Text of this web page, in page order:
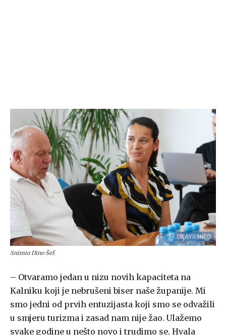
Snimio Dino Šef.
– Otvaramo jedan u nizu novih kapaciteta na
Kalniku koji je nebrušeni biser naše županije. Mi
smo jedni od prvih entuzijasta koji smo se odvažili
u smjeru turizma i zasad nam nije žao. Ulažemo
svake godine u nešto novo i trudimo se. Hvala